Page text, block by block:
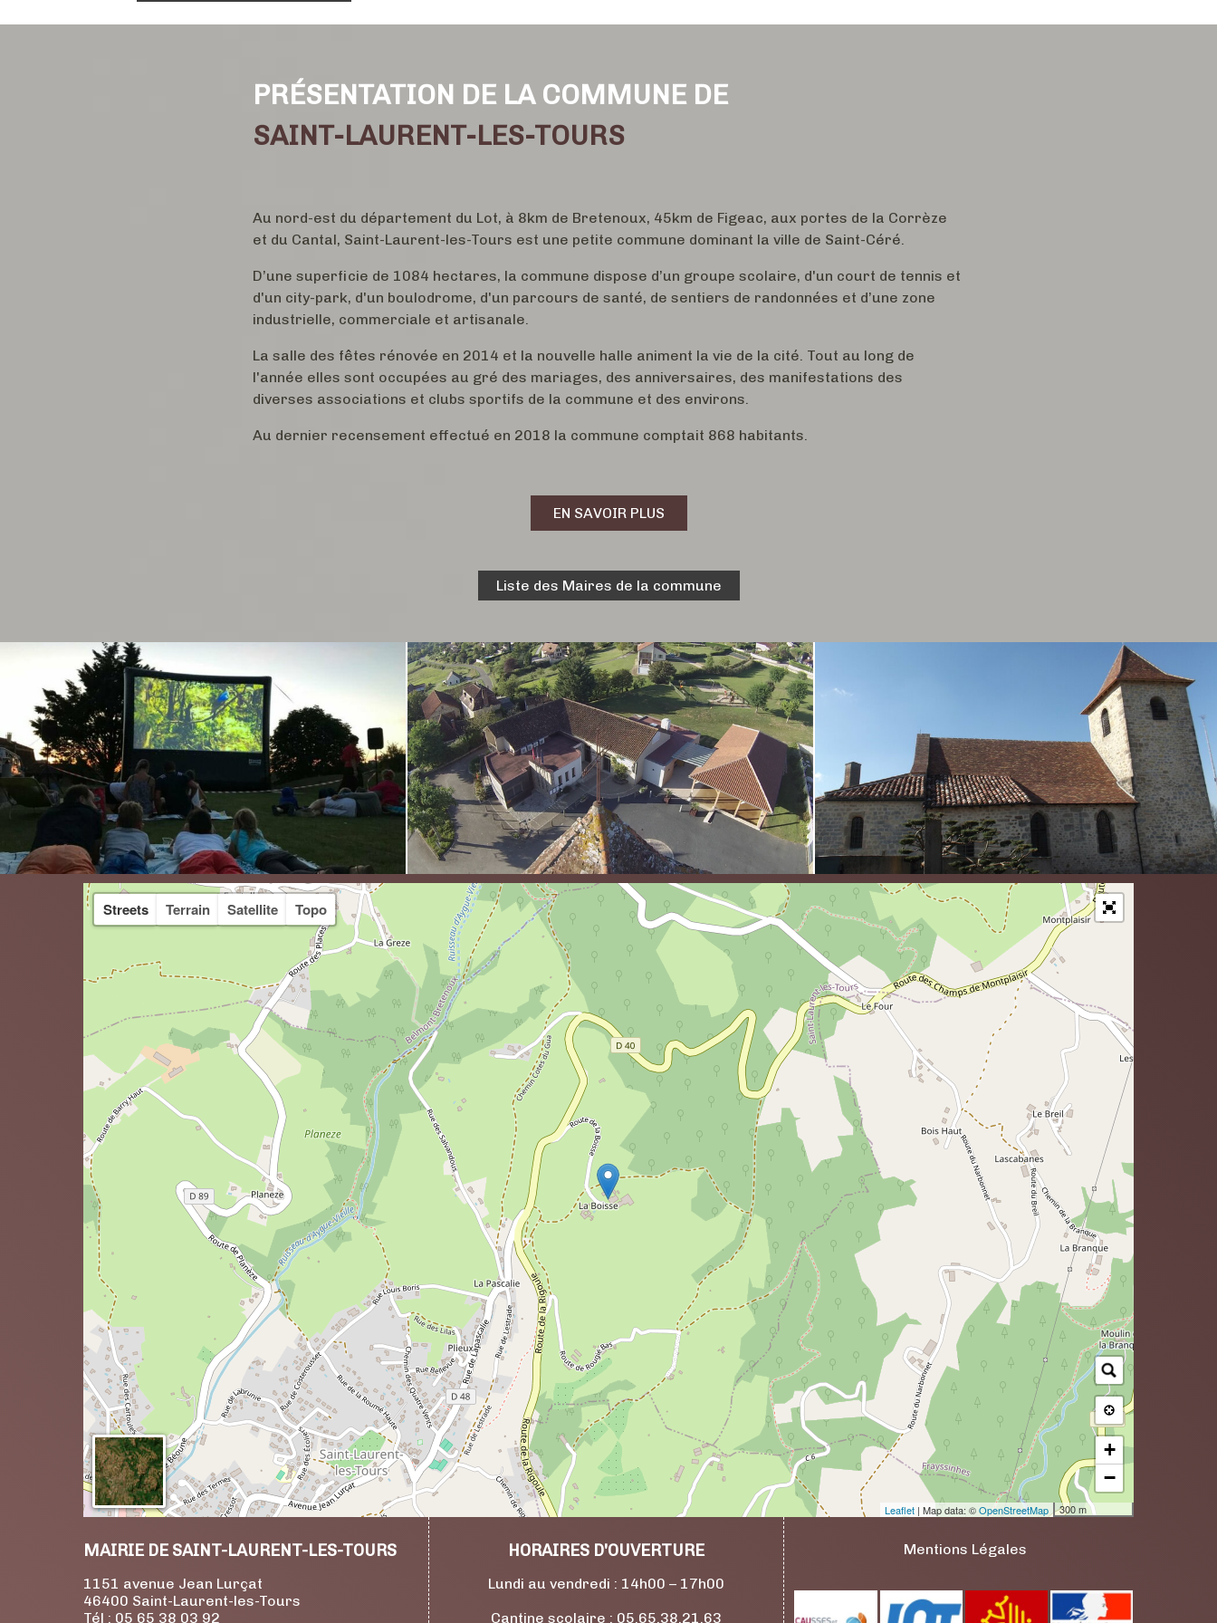
PRÉSENTATION DE LA COMMUNE DE
SAINT-LAURENT-LES-TOURS
Au nord-est du département du Lot, à 8km de Bretenoux, 45km de Figeac, aux portes de la Corrèze
et du Cantal, Saint-Laurent-les-Tours est une petite commune dominant la ville de Saint-Céré.
D’une superficie de 1084 hectares, la commune dispose d’un groupe scolaire, d'un court de tennis et
d'un city-park, d'un boulodrome, d'un parcours de santé, de sentiers de randonnées et d’une zone
industrielle, commerciale et artisanale.
La salle des fêtes rénovée en 2014 et la nouvelle halle animent la vie de la cité. Tout au long de
l'année elles sont occupées au gré des mariages, des anniversaires, des manifestations des
diverses associations et clubs sportifs de la commune et des environs.
Au dernier recensement effectué en 2018 la commune comptait 868 habitants.
EN SAVOIR PLUS
Liste des Maires de la commune
Streets Terrain Satellite Topo
+
−
300 m
Leaflet | Map data: ©OpenStreetMap
MAIRIE DE SAINT-LAURENT-LES-TOURS
1151 avenue Jean Lurçat
46400 Saint-Laurent-les-Tours
Tél : 05 65 38 03 92
HORAIRES D'OUVERTURE
Lundi au vendredi : 14h00 – 17h00
Cantine scolaire : 05.65.38.21.63
Mentions Légales